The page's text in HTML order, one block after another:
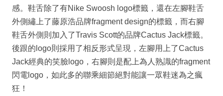
感。鞋舌除了有Nike Swoosh logo標籤，還在左腳鞋舌
外側繡上了藤原浩品牌fragment design的標籤，而右腳
鞋舌外側則加入了Travis Scott的品牌Cactus Jack標籤。
後跟的logo則採用了相反形式呈現，左腳用上了Cactus
Jack經典的笑臉logo，右腳則是配上為人熟識的fragment
閃電logo，如此多的聯乘細節絕對能讓一眾鞋迷為之瘋
狂！